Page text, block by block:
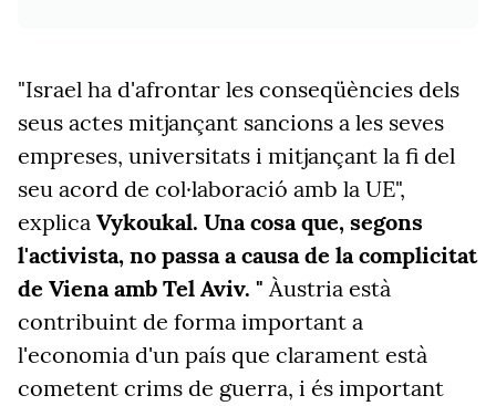
"Israel ha d'afrontar les conseqüències dels
seus actes mitjançant sancions a les seves
empreses, universitats i mitjançant la fi del
seu acord de col·laboració amb la UE",
explica Vykoukal. Una cosa que, segons
l'activista, no passa a causa de la complicitat
de Viena amb Tel Aviv. " Àustria està
contribuint de forma important a
l'economia d'un país que clarament està
cometent crims de guerra, i és important